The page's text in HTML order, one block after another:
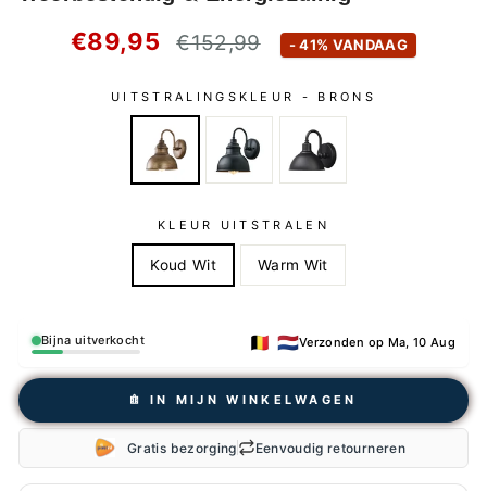
€89,95
Standaard
€152,99 - 41% VANDAAG
UITSTRALINGSKLEUR - BRONS
KLEUR UITSTRALEN
Koud Wit Warm Wit
Bijna uitverkocht 🇧🇪 🇳🇱Verzonden op Ma, 10 Aug
𖠩 IN MIJN WINKELWAGEN
Gratis bezorging Eenvoudig retourneren